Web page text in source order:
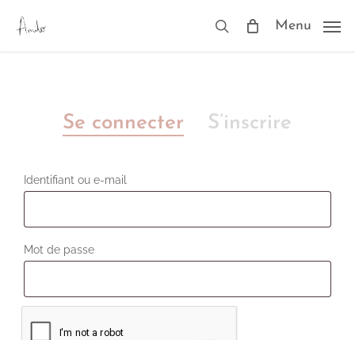
main
search
Menu
Se connecter S’inscrire
Identifiant ou e-mail
Mot de passe